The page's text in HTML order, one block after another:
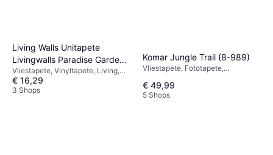
Living Walls Unitapete
Livingwalls Paradise Garden
in Beige 367203
Vliestapete, Vinyltapete, Living,
Einfarbig, Gemustert
€ 16,29
3 Shops
Komar Jungle Trail (8-989)
Vliestapete, Fototapete,
Gemustert, Natur
€ 49,99
5 Shops